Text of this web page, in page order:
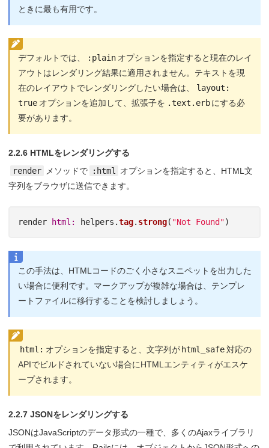
ときに最も有用です。
デフォルトでは、 :plain オプションを指定すると現在のレイ
アウトはレンダリング結果に適用されません。テキストを現
在のレイアウトでレンダリングしたい場合は、
layout:
true オプションを追加して、拡張子を .text.erb にする必
要があります。
2.2.6 HTMLをレンダリングする
render
メソッドで :html
オプションを指定すると、HTML文
字列をブラウザに送信できます。
render html: helpers .tag. strong( "Not Found")
この手法は、HTMLコードのごく小さなスニペットを出力した
い場合に便利です。マークアップが複雑な場合は、テンプレ
ートファイルに移行することを検討しましょう。
html: オプションを指定すると、文字列が html_safe対応の
APIでビルドされていない場合にHTMLエンティティがエスケ
ープされます。
2.2.7 JSONをレンダリングする
JSONはJavaScriptのデータ形式の一種で、多くのAjaxライブラリ